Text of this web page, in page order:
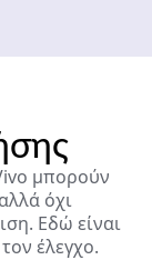
μπορούν
όχι
Εδώ είναι
έλεγχο.